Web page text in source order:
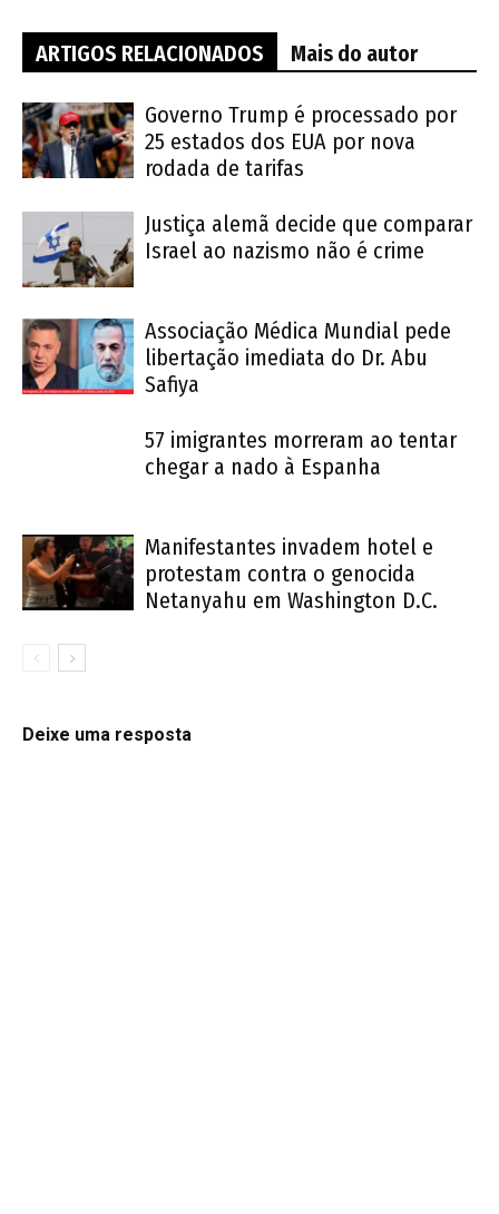
ARTIGOS RELACIONADOS Mais do autor
Governo Trump é processado por
25 estados dos EUA por nova
rodada de tarifas
Justiça alemã decide que comparar
Israel ao nazismo não é crime
Associação Médica Mundial pede
libertação imediata do Dr. Abu
Safiya
57 imigrantes morreram ao tentar
chegar a nado à Espanha
Manifestantes invadem hotel e
protestam contra o genocida
Netanyahu em Washington D.C.
Deixe uma resposta